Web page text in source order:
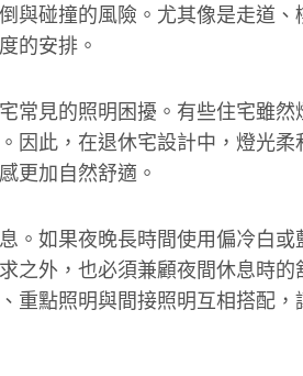
與碰撞的風險。尤其像是走道
的安排。
常見的照明困擾。有些住宅雖
因此，在退休宅設計中，燈光
更加自然舒適。
。如果夜晚長時間使用偏冷白
之外，也必須兼顧夜間休息時
重點照明與間接照明互相搭配